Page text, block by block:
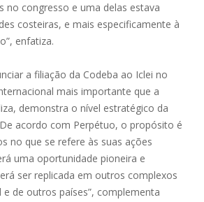
no congresso e uma delas estava
costeiras, e mais especificamente à
enfatiza.
a filiação da Codeba ao Iclei no
mais importante que a
demonstra o nível estratégico da
acordo com Perpétuo, o propósito é
no que se refere às suas ações
uma oportunidade pioneira e
ser replicada em outros complexos
de outros países”, complementa